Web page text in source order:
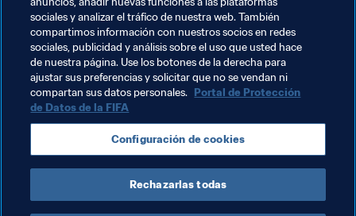
Salud y atención médica
Iniciativas educativas
TÉRMINOS DE SERVICIO
PORTAL DE PROTECCIÓN DE DATOS DE LA FIFA
DESCÁRGALO
CONFIGURACIÓN DE COOKIES
sociales y analizar el tráfico de nuestra web. También
compartimos información con nuestros socios en redes
sociales, publicidad y análisis sobre el uso que usted hace
de nuestra página. Use los botones de la derecha para
ajustar sus preferencias y solicitar que no se vendan ni
compartan sus datos personales. Portal de Protección
de Datos de la FIFA
Configuración de cookies
Rechazarlas todas